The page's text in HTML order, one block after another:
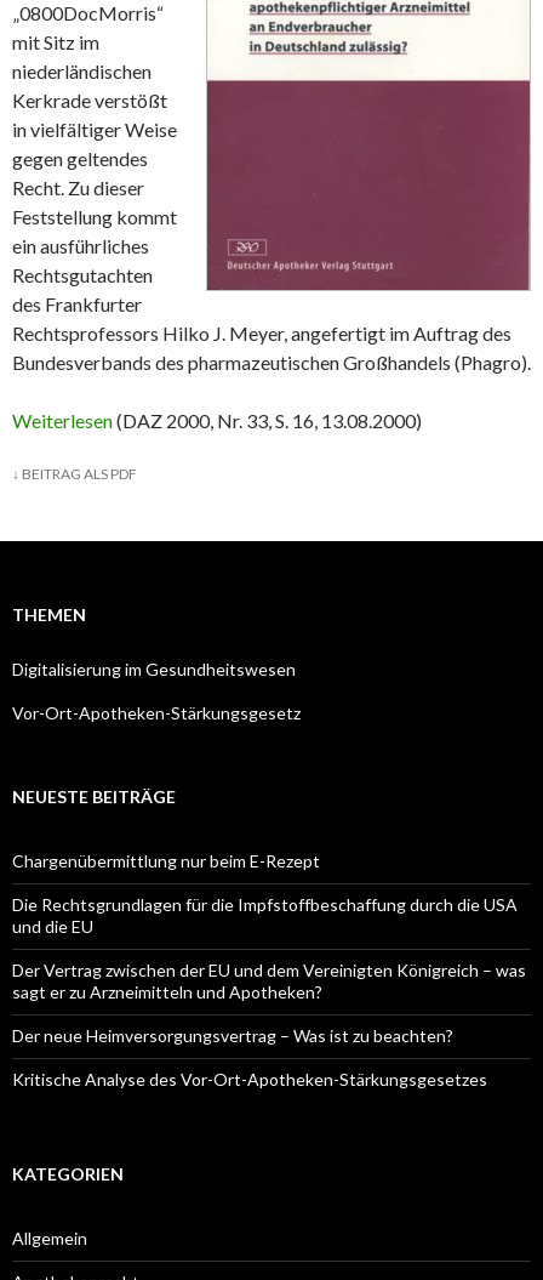
„0800DocMorris“
mit Sitz im
niederländischen
Kerkrade verstößt
in vielfältiger Weise
gegen geltendes
Recht. Zu dieser
Feststellung kommt
ein ausführliches
Rechtsgutachten
des Frankfurter
Rechtsprofessors Hilko J. Meyer, angefertigt im Auftrag des
Bundesverbands des pharmazeutischen Großhandels (Phagro).
Weiterlesen(DAZ 2000, Nr. 33, S. 16, 13.08.2000)
↓ BEITRAG ALS PDF
THEMEN
Digitalisierung im Gesundheitswesen
Vor-Ort-Apotheken-Stärkungsgesetz
NEUESTE BEITRÄGE
Chargenübermittlung nur beim E-Rezept
Die Rechtsgrundlagen für die Impfstoffbeschaffung durch die USA
und die EU
Der Vertrag zwischen der EU und dem Vereinigten Königreich – was
sagt er zu Arzneimitteln und Apotheken?
Der neue Heimversorgungsvertrag – Was ist zu beachten?
Kritische Analyse des Vor-Ort-Apotheken-Stärkungsgesetzes
KATEGORIEN
Allgemein